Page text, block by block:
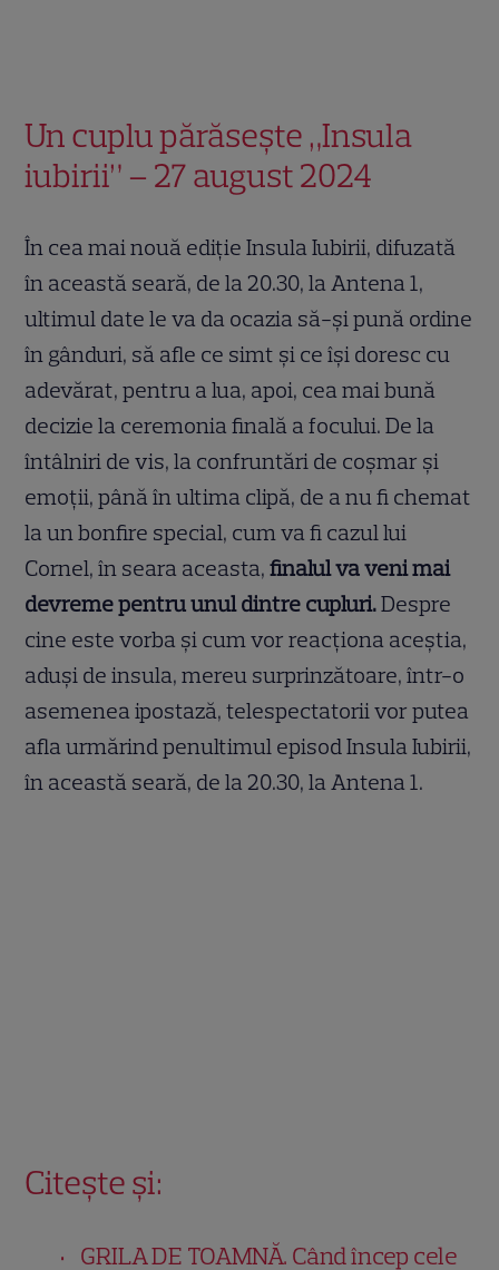
Un cuplu părăsește „Insula
iubirii” – 27 august 2024
În cea mai nouă ediţie Insula Iubirii, difuzată
în această seară, de la 20.30, la Antena 1,
ultimul date le va da ocazia să-și pună ordine
în gânduri, să afle ce simt și ce își doresc cu
adevărat, pentru a lua, apoi, cea mai bună
decizie la ceremonia finală a focului. De la
întâlniri de vis, la confruntări de coşmar şi
emoţii, până în ultima clipă, de a nu fi chemat
la un bonfire special, cum va fi cazul lui
Cornel, în seara aceasta,finalul va veni mai
devreme pentru unul dintre cupluri.Despre
cine este vorba şi cum vor reacţiona aceştia,
aduşi de insula, mereu surprinzătoare, într-o
asemenea ipostază, telespectatorii vor putea
afla urmărind penultimul episod Insula Iubirii,
în această seară, de la 20.30, la Antena 1.
Citește și:
GRILA DE TOAMNĂ. Când încep cele